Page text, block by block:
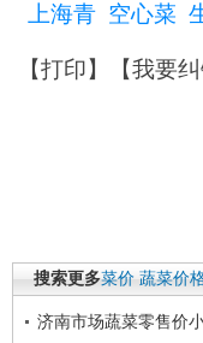
上海青 空心菜
【打印】【我要
搜索更多菜价 蔬菜价
济南市场蔬菜零售价